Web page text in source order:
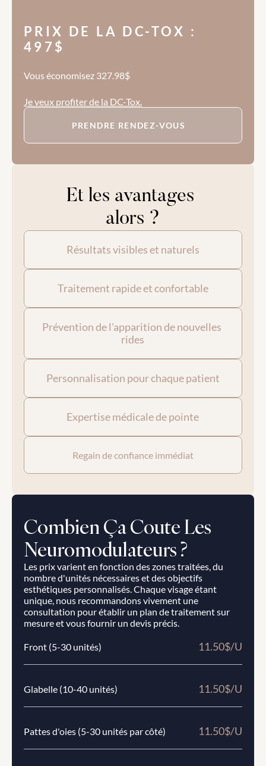
PRIX DE LA DC-TOX :
497$
Vous économisez 327.98$
Je veux profiter de la DC-Tox.
PRENDRE RENDEZ-VOUS
Et les avantages
alors ?
Résultats visibles et naturels
Traitement rapide et confortable
Prévention de l'apparition de nouvelles
rides
Personnalisation pour chaque patient
Expertise médicale de pointe
Regain de confiance immédiat
Combien Ça Coute Les
Neuromodulateurs ?
Les prix varient en fonction des zones traitées, du
nombre d'unités nécessaires et des objectifs
esthétiques personnalisés. Chaque visage étant
unique, nous recommandons vivement une
consultation pour établir un plan de traitement sur
mesure et vous fournir un devis précis.
Front (5-30 unités) 11.50$/U
Glabelle (10-40 unités) 11.50$/U
Pattes d'oies (5-30 unités par côté) 11.50$/U